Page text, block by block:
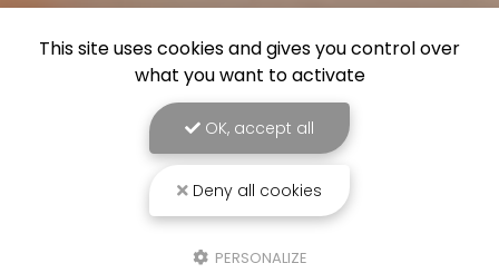
This site uses cookies and gives you control over
what you want to activate
OK, accept all
Deny all cookies
PERSONALIZE